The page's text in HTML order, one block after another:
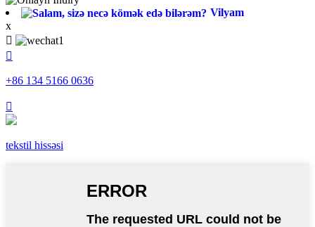
Vilyam
x


+86 134 5166 0636

tekstil hissəsi